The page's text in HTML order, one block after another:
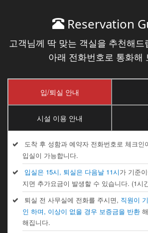
Reservation
고객님께 딱 맞는 객실을 추천해드
아래 전화번호로 통화해
입/퇴실 안내
시설 이용 안내
도착 후 성함과 예약자 전화번호로 체크인
입실이 가능합니다.
입실은 15시, 퇴실은 다음날 11시가 기준
지면 추가요금이 발생할 수 있습니다. (1시
퇴실 전 사무실에 전화를 주시면, 직원이
인 하며, 이상이 없을 경우 보증금을 반환
해집니다.